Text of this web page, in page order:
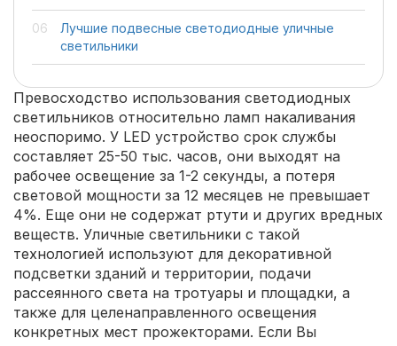
Лучшие подвесные светодиодные уличные
светильники
Превосходство использования светодиодных
светильников относительно ламп накаливания
неоспоримо. У LED устройство срок службы
составляет 25-50 тыс. часов, они выходят на
рабочее освещение за 1-2 секунды, а потеря
световой мощности за 12 месяцев не превышает
4%. Еще они не содержат ртути и других вредных
веществ. Уличные светильники с такой
технологией используют для декоративной
подсветки зданий и территории, подачи
рассеянного света на тротуары и площадки, а
также для целенаправленного освещения
конкретных мест прожекторами. Если Вы